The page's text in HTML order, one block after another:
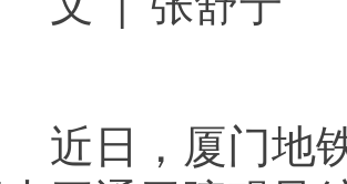
日，厦门地铁